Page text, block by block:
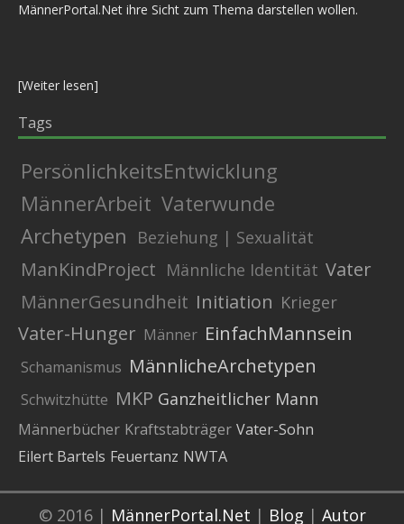
MännerPortal.Net ihre Sicht zum Thema darstellen wollen.
[Weiter lesen]
Tags
PersönlichkeitsEntwicklung
MännerArbeit Vaterwunde
Archetypen
Beziehung | Sexualität
ManKindProject Männliche Identität Vater
MännerGesundheit Initiation Krieger
Vater-Hunger Männer EinfachMannsein
Schamanismus MännlicheArchetypen
Schwitzhütte MKP Ganzheitlicher Mann
Männerbücher Kraftstabträger Vater-Sohn
Eilert Bartels Feuertanz NWTA
© 2016 | MännerPortal.Net | Blog | Autor